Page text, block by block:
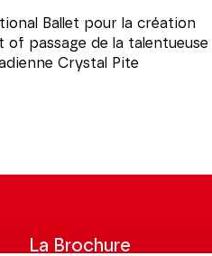
Ballet pour la création
of passage de la talentueuse
Crystal Pite
La Brochure